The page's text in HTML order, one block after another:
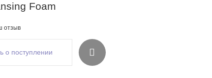
Foam
отзыв
о поступлении